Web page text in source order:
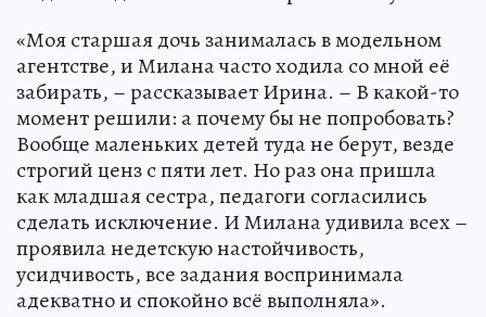
«Моя старшая дочь занималась в модельном
агентстве, и Милана часто ходила со мной её
забирать, – рассказывает Ирина. – В какой-то
момент решили: а почему бы не попробовать?
Вообще маленьких детей туда не берут, везде
строгий ценз с пяти лет. Но раз она пришла
как младшая сестра, педагоги согласились
сделать исключение. И Милана удивила всех –
проявила недетскую настойчивость,
усидчивость, все задания воспринимала
адекватно и спокойно всё выполняла».